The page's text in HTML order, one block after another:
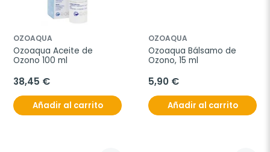
OZOAQUA
Ozoaqua Aceite de
Ozono 100 ml
38,45 €
Añadir al carrito
OZOAQUA
Ozoaqua Bálsamo de
Ozono, 15 ml
5,90 €
Añadir al carrito